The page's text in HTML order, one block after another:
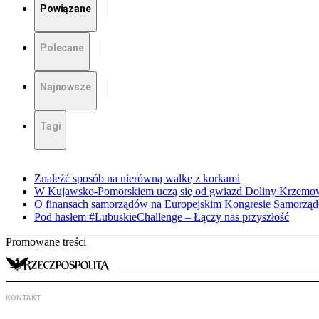
Powiązane
Polecane
Najnowsze
Tagi
Znaleźć sposób na nierówną walkę z korkami
W Kujawsko-Pomorskiem uczą się od gwiazd Doliny
O finansach samorządów na Europejskim Kongresie
Pod hasłem #LubuskieChallenge – Łączy nas przyszłość
Promowane treści
KONTAKT